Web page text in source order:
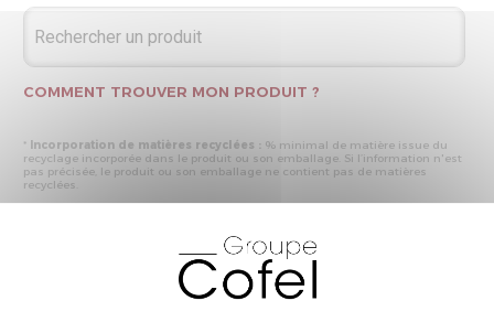
COMMENT TROUVER MON PRODUIT ?
* Incorporation de matières recyclées : % minimal de matière issue du
recyclage incorporée dans le produit ou son emballage. Si l’information n'est
pas précisée, le produit ou son emballage ne contient pas de matières
recyclées.
produite par les processus de recyclage mis en œuvre représente plus de 50
% en masse du déchet collecté
- « produit ou emballage entièrement recyclable » : la matière recyclée
produite par les processus de recyclage mis en œuvre représente plus de 95
% en masse du déchet collecté